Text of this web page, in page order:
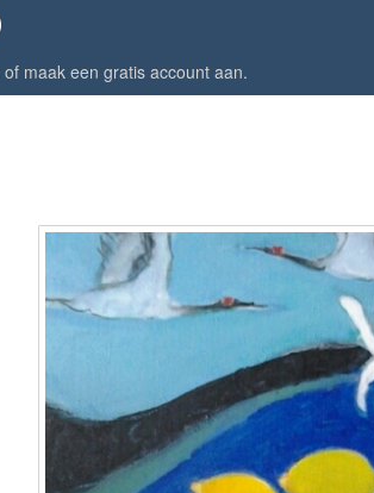
of maak een gratis account aan.